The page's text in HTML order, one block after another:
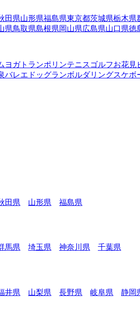
田県山形県福島県東京都茨城県栃木県
県鳥取県島根県岡山県広島県山口県徳
ヨガトランポリンテニス ゴルフお花見
バレエ ドッグランボルダリングスケボ
田県 山形県 福島県
馬県 埼玉県 神奈川県 千葉県
井県 山梨県 長野県 岐阜県 静岡